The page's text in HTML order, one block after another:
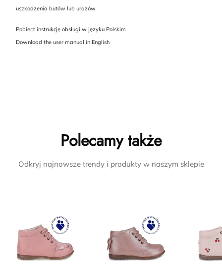
uszkodzenia butów lub urazów.
Pobierz instrukcję obsługi w języku Polskim
Download the user manual in English
Polecamy także
Odkryj najnowsze trendy i produkty w naszym sklepie